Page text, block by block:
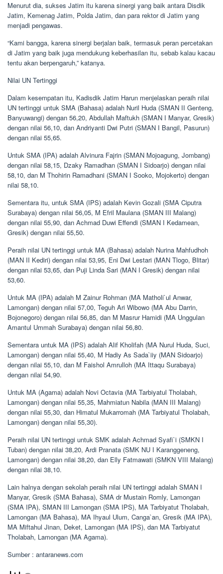
Menurut dia, sukses Jatim itu karena sinergi yang baik antara Disdik
Jatim, Kemenag Jatim, Polda Jatim, dan para rektor di Jatim yang
menjadi pengawas.
“Kami bangga, karena sinergi berjalan baik, termasuk peran percetakan
di Jatim yang baik juga mendukung keberhasilan itu, sebab kalau kacau
tentu akan berpengaruh,” katanya.
Nilai UN Tertinggi
Dalam kesempatan itu, Kadisdik Jatim Harun menjelaskan peraih nilai
UN tertinggi untuk SMA (Bahasa) adalah Nuril Huda (SMAN II Genteng,
Banyuwangi) dengan 56,20, Abdullah Maftukh (SMAN I Manyar, Gresik)
dengan nilai 56,10, dan Andriyanti Dwi Putri (SMAN I Bangil, Pasurun)
dengan nilai 55,65.
Untuk SMA (IPA) adalah Alvinura Fajrin (SMAN Mojoagung, Jombang)
dengan nilai 58,15, Dzaky Ramadhan (SMAN I Sidoarjo) dengan nilai
58,10, dan M Thohirin Ramadhani (SMAN I Sooko, Mojokerto) dengan
nilai 58,10.
Sementara itu, untuk SMA (IPS) adalah Kevin Gozali (SMA Ciputra
Surabaya) dengan nilai 56,05, M Efril Maulana (SMAN III Malang)
dengan nilai 55,90, dan Achmad Duwi Effendi (SMAN I Kedamean,
Gresik) dengan nilai 55,50.
Peraih nilai UN tertinggi untuk MA (Bahasa) adalah Nurina Mahfudhoh
(MAN II Kediri) dengan nilai 53,95, Eni Dwi Lestari (MAN Tlogo, Blitar)
dengan nilai 53,65, dan Puji Linda Sari (MAN I Gresik) dengan nilai
53,60.
Untuk MA (IPA) adalah M Zainur Rohman (MA Matholi`ul Anwar,
Lamongan) dengan nilai 57,00, Teguh Ari Wibowo (MA Abu Darrin,
Bojonegoro) dengan nilai 56,85, dan M Masrur Hamidi (MA Unggulan
Amantul Ummah Surabaya) dengan nilai 56,80.
Sementara untuk MA (IPS) adalah Alif Kholifah (MA Nurul Huda, Suci,
Lamongan) dengan nilai 55,40, M Hadiy As Sada`iiy (MAN Sidoarjo)
dengan nilai 55,10, dan M Faishol Amrulloh (MA Ittaqu Surabaya)
dengan nilai 54,90.
Untuk MA (Agama) adalah Novi Octavia (MA Tarbiyatul Tholabah,
Lamongan) dengan nilai 55,35, Mahmiatun Nabila (MAN III Malang)
dengan nilai 55,30, dan Himatul Mukarromah (MA Tarbiyatul Tholabah,
Lamongan) dengan nilai 55,30).
Peraih nilai UN tertinggi untuk SMK adalah Achmad Syafi`i (SMKN I
Tuban) dengan nilai 38,20, Ardi Pranata (SMK NU I Karanggeneng,
Lamongan) dengan nilai 38,20, dan Elly Fatmawati (SMKN VIII Malang)
dengan nilai 38,10.
Lain halnya dengan sekolah peraih nilai UN tertinggi adalah SMAN I
Manyar, Gresik (SMA Bahasa), SMA dr Mustain Romly, Lamongan
(SMA IPA), SMAN III Lamongan (SMA IPS), MA Tarbiyatut Tholabah,
Lamongan (MA Bahasa), MA Ihyaul Ulum, Canga`an, Gresik (MA IPA),
MA Miftahul Jinan, Deket, Lamongan (MA IPS), dan MA Tarbiyatut
Tholabah, Lamongan (MA Agama).
Sumber : antaranews.com